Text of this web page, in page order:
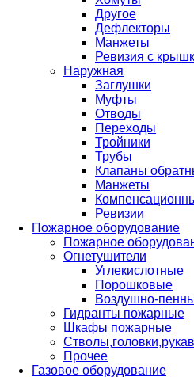
Другое
Дефлекторы
Манжеты
Ревизия с
Наружная
Заглушки
Муфты
Отводы
Переходы
Тройники
Трубы
Клапаны
Манжеты
Ревизии
Пожарное оборудование
Пожарное
Огнетушители
Углекислотные
Порошковые
Воздушно-
Гидранты пожарные
Шкафы пожарные
Прочее
Газовое оборудование